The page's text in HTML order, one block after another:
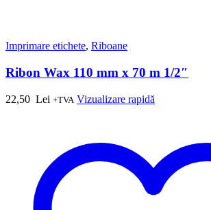
Imprimare etichete, Riboane
Ribon Wax 110 mm x 70 m 1/2″
22,50 Lei +TVA Vizualizare rapidă